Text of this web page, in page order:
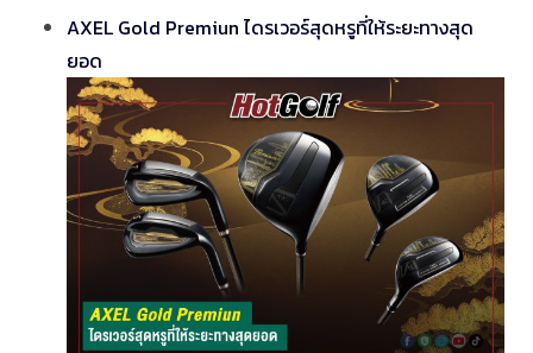
AXEL Gold Premiun ไดรเวอร์สุดหรูที่ให้ระยะทางสุด
ยอด